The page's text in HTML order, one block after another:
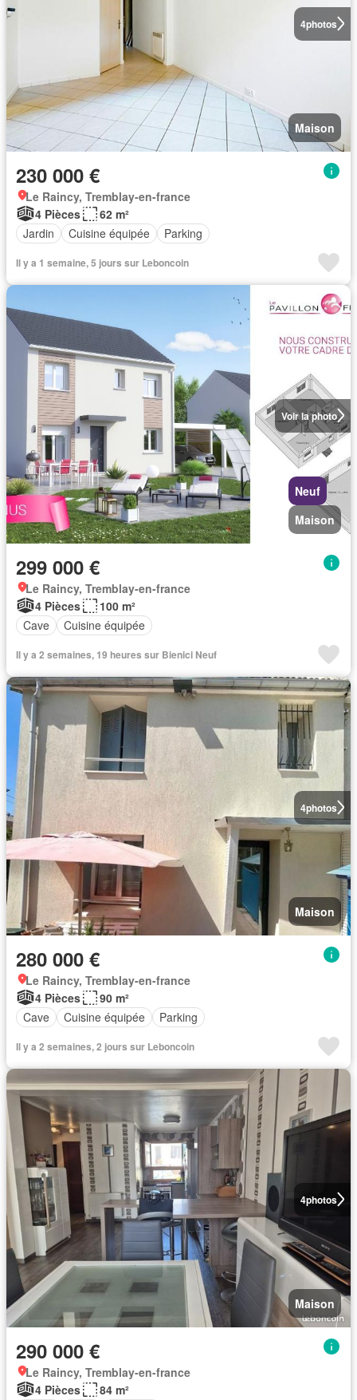
4photos
Maison
230 000 €
Le Raincy, Tremblay-en-france
4 Pièces
62 m²
Jardin
Cuisine équipée Parking
Il y a 1 semaine, 5 jours sur Leboncoin
Voir la photo
Neuf
Maison
299 000 €
Le Raincy, Tremblay-en-france
4 Pièces
100 m²
Cave
Cuisine équipée
Il y a 2 semaines, 19 heures sur Bienici Neuf
4photos
Maison
280 000 €
Le Raincy, Tremblay-en-france
4 Pièces
90 m²
Cave
Cuisine équipée Parking
Il y a 2 semaines, 2 jours sur Leboncoin
4photos
Maison
290 000 €
Le Raincy, Tremblay-en-france
4 Pièces
84 m²